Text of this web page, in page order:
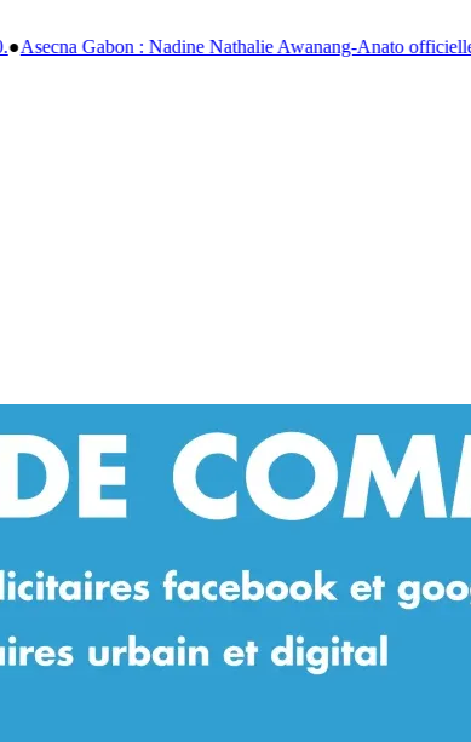
Awanang-Anato officiellement installée après un an